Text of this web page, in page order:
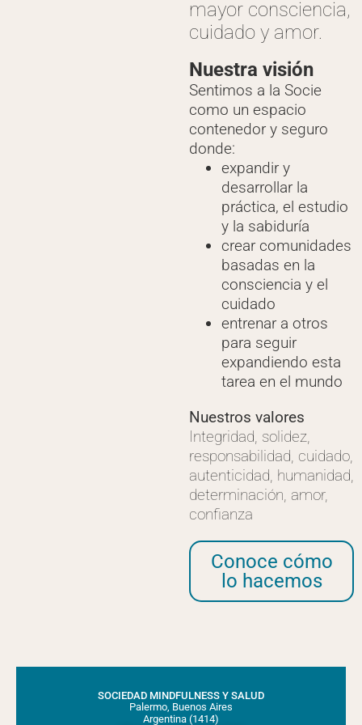
mayor consciencia,
cuidado y amor.
Nuestra visión
Sentimos a la Socie
como un espacio
contenedor y seguro
donde:
expandir y
desarrollar la
práctica, el estudio
y la sabiduría
crear comunidades
basadas en la
consciencia y el
cuidado
entrenar a otros
para seguir
expandiendo esta
tarea en el mundo
Nuestros valores
Integridad, solidez,
responsabilidad, cuidado,
autenticidad, humanidad,
determinación, amor,
confianza
Conoce cómo
lo hacemos
SOCIEDAD MINDFULNESS Y SALUD
Palermo, Buenos Aires
Argentina (1414)